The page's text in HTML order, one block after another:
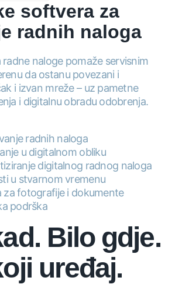
softvera za
radnih naloga
naloge pomaže servisnim
da ostanu povezani i
i izvan mreže – uz pametne
i digitalnu obradu odobrenja.
radnih naloga
u digitalnom obliku
digitalnog radnog naloga
u stvarnom vremenu
za fotografije i dokumente
podrška
Bilo gdje.
uređaj.